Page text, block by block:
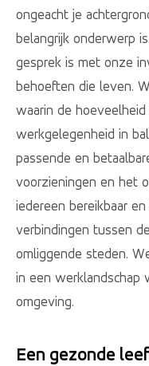
ongeacht je
belangrijk onderwerp
gesprek is met onze
behoeften die leven.
waarin de
werkgelegenheid in
passende en
voorzieningen en het
iedereen bereikbaar
verbindingen tussen
omliggende steden.
in een werklandschap
omgeving.
Een gezonde